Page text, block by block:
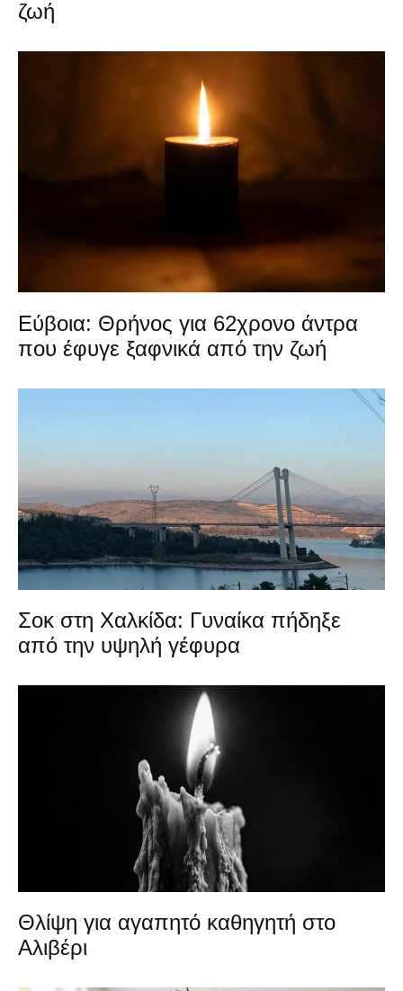
ζωή
Εύβοια: Θρήνος για 62χρονο άντρα
που έφυγε ξαφνικά από την ζωή
Σοκ στη Χαλκίδα: Γυναίκα πήδηξε
από την υψηλή γέφυρα
Θλίψη για αγαπητό καθηγητή στο
Αλιβέρι